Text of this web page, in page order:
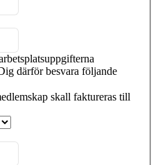
därför besvara följande
skall faktureras till